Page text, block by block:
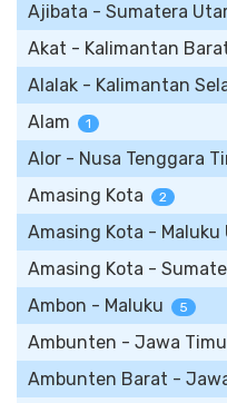
Ajibata - Sumatera
Akat - Kalimantan
Alalak - Kalimantan
Alam 1
Alor - Nusa Tenggara
Amasing Kota 2
Amasing Kota - Maluku
Amasing Kota -
Ambon - Maluku 5
Ambunten - Jawa
Ambunten Barat -